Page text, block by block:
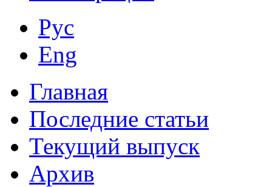
Рус
Eng
Главная
Последние статьи
Текущий выпуск
Архив